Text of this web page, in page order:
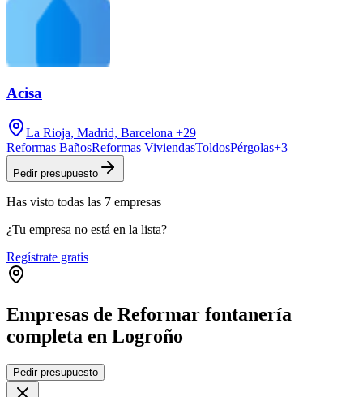
Acisa
La Rioja, Madrid, Barcelona +29
Reformas BañosReformas ViviendasToldosPérgolas+3
Pedir presupuesto
Has visto todas las 7 empresas
¿Tu empresa no está en la lista?
Regístrate gratis
Empresas de Reformar fontanería
completa en Logroño
+
Pedir presupuesto